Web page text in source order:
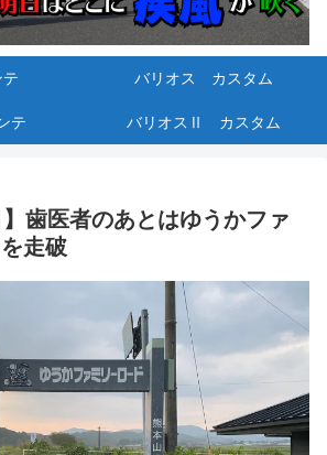
バリオス カスタム
テ バリオスⅡ カスタム
】歯医者のあとはゆうかファ
走破